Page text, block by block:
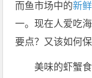
而鱼市场中的新鲜
一。现在人爱吃
要点？又该如何保
美味的虾蟹